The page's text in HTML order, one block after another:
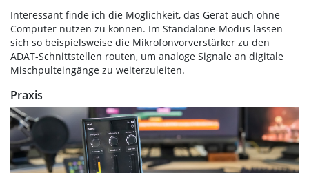
Interessant finde ich die Möglichkeit, das Gerät auch ohne
Computer nutzen zu können. Im Standalone-Modus lassen
sich so beispielsweise die Mikrofonvorverstärker zu den
ADAT-Schnittstellen routen, um analoge Signale an digitale
Mischpulteingänge zu weiterzuleiten.
Praxis